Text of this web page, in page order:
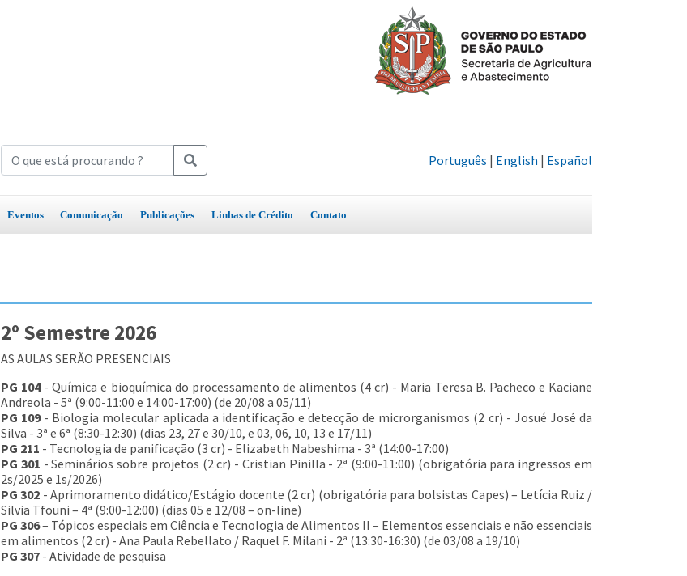
Português | English | Español
Eventos Comunicação Publicações Linhas de Crédito Contato
2º Semestre 2026
AS AULAS SERÃO PRESENCIAIS
PG 104- Química e bioquímica do processamento de alimentos (4 cr) - Maria Teresa B. Pacheco e Kaciane
Andreola - 5ª (9:00-11:00 e 14:00-17:00) (de 20/08 a 05/11)
PG 109- Biologia molecular aplicada a identificação e detecção de microrganismos (2 cr) - Josué José da
Silva - 3ª e 6ª (8:30-12:30) (dias 23, 27 e 30/10, e 03, 06, 10, 13 e 17/11)
PG 211 - Tecnologia de panificação (3 cr) - Elizabeth Nabeshima - 3ª (14:00-17:00)
PG 301 - Seminários sobre projetos (2 cr) - Cristian Pinilla - 2ª (9:00-11:00) (obrigatória para ingressos em
2s/2025 e 1s/2026)
PG 302 - Aprimoramento didático/Estágio docente (2 cr) (obrigatória para bolsistas Capes) – Letícia Ruiz /
Silvia Tfouni – 4ª (9:00-12:00) (dias 05 e 12/08 – on-line)
PG 306– Tópicos especiais em Ciência e Tecnologia de Alimentos II – Elementos essenciais e não essenciais
em alimentos (2 cr) - Ana Paula Rebellato / Raquel F. Milani - 2ª (13:30-16:30) (de 03/08 a 19/10)
PG 307 - Atividade de pesquisa